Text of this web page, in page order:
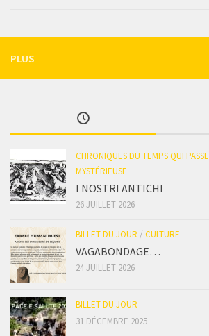
PLUS
CHRONIQUES DU TEMPS QUI PASSE
MYSTÉRIEUSE
I NOSTRI ANTICHI
26 JUILLET 2026
BILLET DU JOUR / CULTURE
VAGABONDAGE…
24 JUILLET 2026
BILLET DU JOUR
31 DÉCEMBRE 2025